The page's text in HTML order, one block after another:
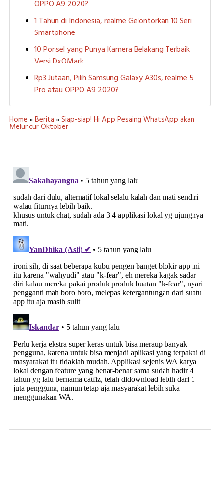
OPPO A9 2020?
1 Tahun di Indonesia, realme Gelontorkan 10 Seri
Smartphone
10 Ponsel yang Punya Kamera Belakang Terbaik
Versi DxOMark
Rp3 Jutaan, Pilih Samsung Galaxy A30s, realme 5
Pro atau OPPO A9 2020?
Home »Berita »Siap-siap! Hi App Pesaing WhatsApp akan
Meluncur Oktober